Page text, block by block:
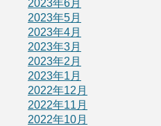
2023年6月
2023年5月
2023年4月
2023年3月
2023年2月
2023年1月
2022年12月
2022年11月
2022年10月